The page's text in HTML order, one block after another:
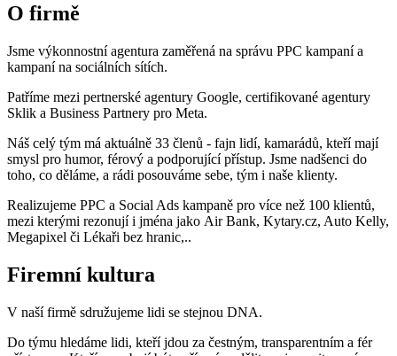
O firmě
Jsme výkonnostní agentura zaměřená na správu PPC kampaní a
kampaní na sociálních sítích.
Patříme mezi pertnerské agentury Google, certifikované agentury
Sklik a Business Partnery pro Meta.
Náš celý tým má aktuálně 33 členů - fajn lidí, kamarádů, kteří mají
smysl pro humor, férový a podporující přístup. Jsme nadšenci do
toho, co děláme, a rádi posouváme sebe, tým i naše klienty.
Realizujeme PPC a Social Ads kampaně pro více než 100 klientů,
mezi kterými rezonují i jména jako Air Bank, Kytary.cz, Auto Kelly,
Megapixel či Lékaři bez hranic,..
Firemní kultura
V naší firmě sdružujeme lidi se stejnou DNA.
Do týmu hledáme lidi, kteří jdou za čestným, transparentním a fér